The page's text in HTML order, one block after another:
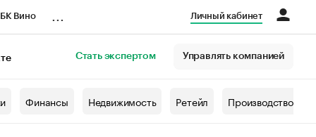
Вино Личный кабинет
Стать экспертом Управлять компанией
Финансы Недвижимость Ретейл Производство